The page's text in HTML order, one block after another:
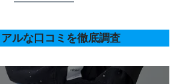
ルな口コミを徹底調査